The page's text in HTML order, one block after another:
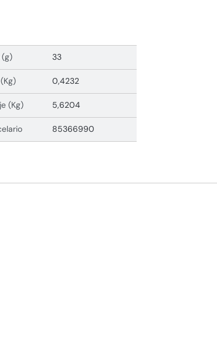
(g) 33
0,4232
(Kg) 5,6204
85366990